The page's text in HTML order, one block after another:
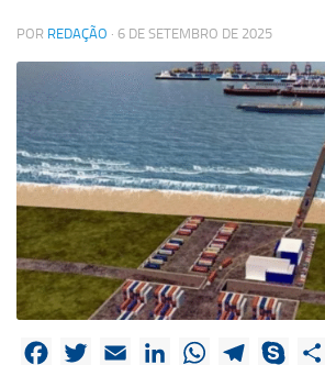
POR REDAÇÃO · 6 DE SETEMBRO DE 2025
Facebook
Twitter Email LinkedInWhatsAppTelegram
Skype